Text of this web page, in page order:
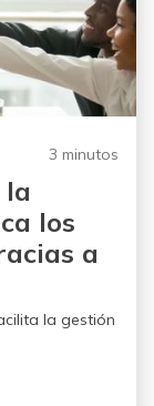
3 minutos
la
los
a
la gestión